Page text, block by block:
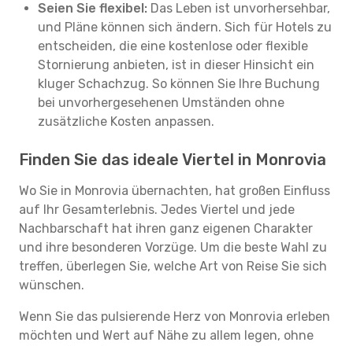
Seien Sie flexibel: Das Leben ist unvorhersehbar,
und Pläne können sich ändern. Sich für Hotels zu
entscheiden, die eine kostenlose oder flexible
Stornierung anbieten, ist in dieser Hinsicht ein
kluger Schachzug. So können Sie Ihre Buchung
bei unvorhergesehenen Umständen ohne
zusätzliche Kosten anpassen.
Finden Sie das ideale Viertel in Monrovia
Wo Sie in Monrovia übernachten, hat großen Einfluss
auf Ihr Gesamterlebnis. Jedes Viertel und jede
Nachbarschaft hat ihren ganz eigenen Charakter
und ihre besonderen Vorzüge. Um die beste Wahl zu
treffen, überlegen Sie, welche Art von Reise Sie sich
wünschen.
Wenn Sie das pulsierende Herz von Monrovia erleben
möchten und Wert auf Nähe zu allem legen, ohne